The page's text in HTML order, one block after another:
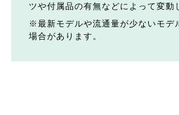
ツや付属品の有無などによって変動
最新モデルや流通量が少ないモデ
場合があります。